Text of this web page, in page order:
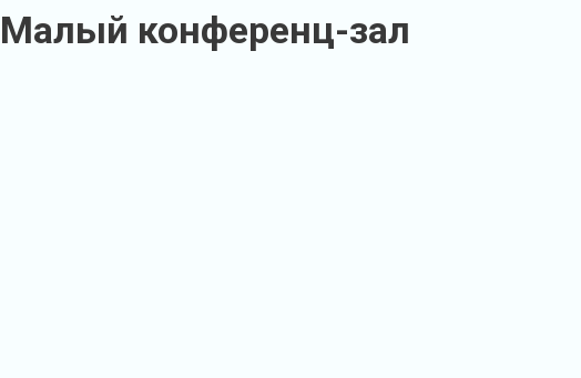
Малый конференц-зал